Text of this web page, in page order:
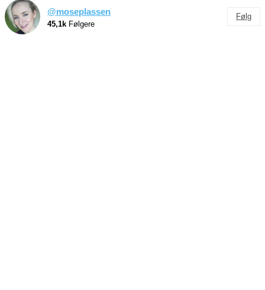
@moseplassen
45,1k Følgere
Følg